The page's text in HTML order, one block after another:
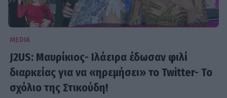
MEDIA
J2US: Μαυρίκιος- Ιλάειρα έδωσαν φιλί
διαρκείας για να «ηρεμήσει» το Twitter- Το
σχόλιο της Στικούδη!